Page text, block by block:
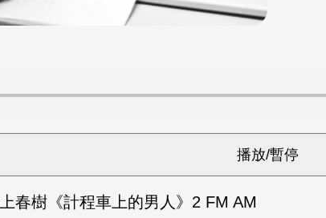
春樹《計程車上的男人》2 FM AM